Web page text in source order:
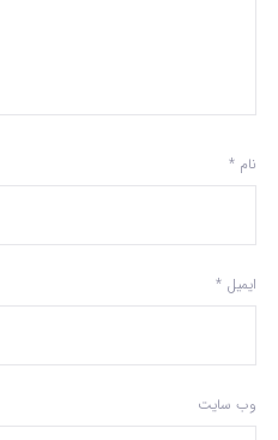
نام *
ایمیل *
وب‌ سایت